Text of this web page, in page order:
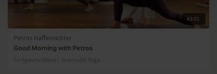
43:01
Petros Haffenrichter
Good Morning with Petros
Fortgeschrittene | Jivamukti Yoga